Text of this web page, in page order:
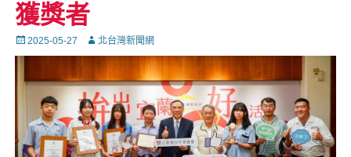
獲獎者
Posted
on
2025-05-27 Autor北台灣新聞網